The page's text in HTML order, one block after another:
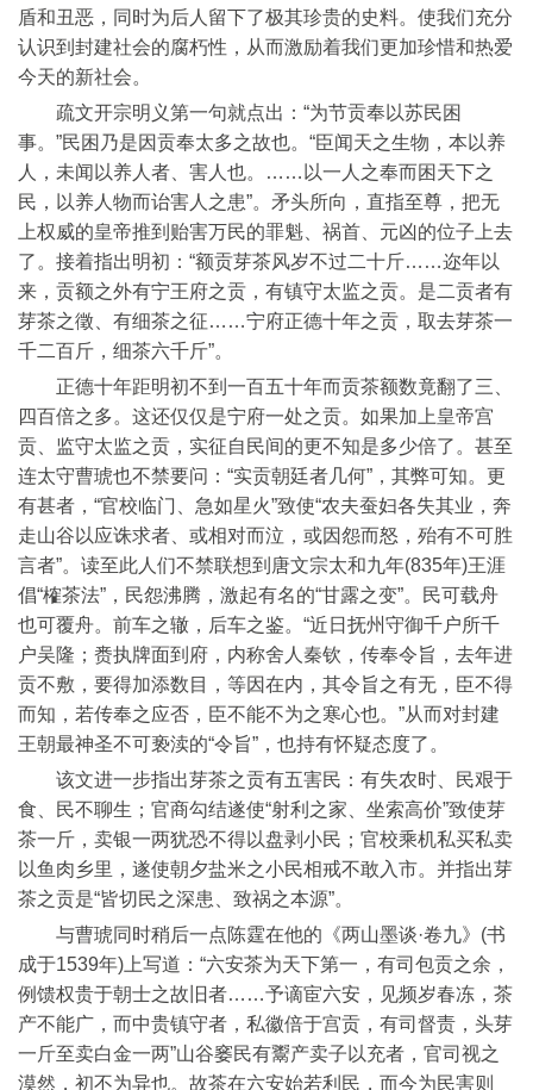
盾和丑恶，同时为后人留下了极其珍贵的史料。使我们充分
认识到封建社会的腐朽性，从而激励着我们更加珍惜和热爱
今天的新社会。
疏文开宗明义第一句就点出：“为节贡奉以苏民困
事。”民困乃是因贡奉太多之故也。“臣闻天之生物，本以养
人，未闻以养人者、害人也。……以一人之奉而困天下之
民，以养人物而诒害人之患”。矛头所向，直指至尊，把无
上权威的皇帝推到贻害万民的罪魁、祸首、元凶的位子上去
了。接着指出明初：“额贡芽茶风岁不过二十斤……迩年以
来，贡额之外有宁王府之贡，有镇守太监之贡。是二贡者有
芽茶之徵、有细茶之征……宁府正德十年之贡，取去芽茶一
千二百斤，细茶六千斤”。
正德十年距明初不到一百五十年而贡茶额数竟翻了三、
四百倍之多。这还仅仅是宁府一处之贡。如果加上皇帝宫
贡、监守太监之贡，实征自民间的更不知是多少倍了。甚至
连太守曹琥也不禁要问：“实贡朝廷者几何”，其弊可知。更
有甚者，“官校临门、急如星火”致使“农夫蚕妇各失其业，奔
走山谷以应诛求者、或相对而泣，或因怨而怒，殆有不可胜
言者”。读至此人们不禁联想到唐文宗太和九年(835年)王涯
倡“榷茶法”，民怨沸腾，激起有名的“甘露之变”。民可载舟
也可覆舟。前车之辙，后车之鉴。“近日抚州守御千户所千
户吴隆；赉执牌面到府，内称舍人秦钦，传奉令旨，去年进
贡不敷，要得加添数目，等因在内，其令旨之有无，臣不得
而知，若传奉之应否，臣不能不为之寒心也。”从而对封建
王朝最神圣不可亵渎的“令旨”，也持有怀疑态度了。
该文进一步指出芽茶之贡有五害民：有失农时、民艰于
食、民不聊生；官商勾结遂使“射利之家、坐索高价”致使芽
茶一斤，卖银一两犹恐不得以盘剥小民；官校乘机私买私卖
以鱼肉乡里，遂使朝夕盐米之小民相戒不敢入市。并指出芽
茶之贡是“皆切民之深患、致祸之本源”。
与曹琥同时稍后一点陈霆在他的《两山墨谈·卷九》(书
成于1539年)上写道：“六安茶为天下第一，有司包贡之余，
例馈权贵于朝士之故旧者……予谪宦六安，见频岁春冻，茶
产不能广，而中贵镇守者，私徽倍于宫贡，有司督责，头芽
一斤至卖白金一两”山谷窭民有鬻产卖子以充者，官司视之
漠然，初不为异也。故茶在六安始若利民，而今为民害则